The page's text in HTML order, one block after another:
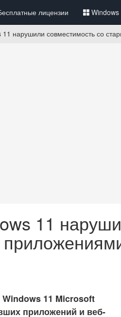
лицензии Windows
нарушили совместимость со
11
11 Microsoft
приложений и веб-